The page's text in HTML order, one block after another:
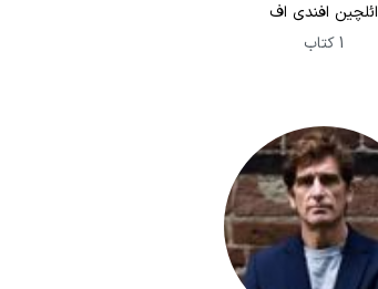
ائلچین افندی اف
1 کتاب